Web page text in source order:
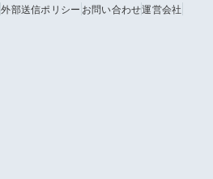
外部送信ポリシー お問い合わせ運営会社